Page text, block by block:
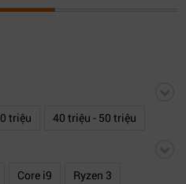
triệu
40 triệu - 50 triệu
45 triệu
45 triệu - 50 triệu
Core i9
Ryzen 3